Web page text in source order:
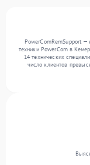
PowerComRemSupport
техники PowerCom в
14 технических
число клиентов
Ежемесячно в
выполняем ремонт